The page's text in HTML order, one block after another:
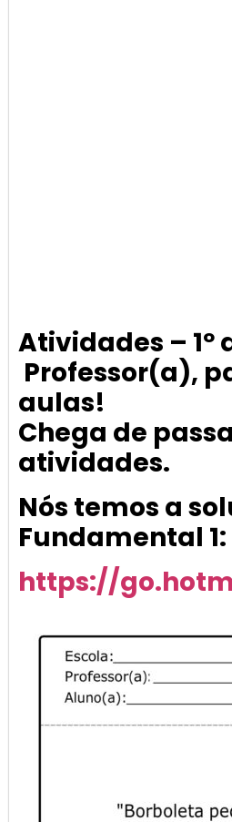
Atividades – 1º
Professor(a),
aulas!
Chega de
atividades.
Nós temos a
Fundamental 1:
https://